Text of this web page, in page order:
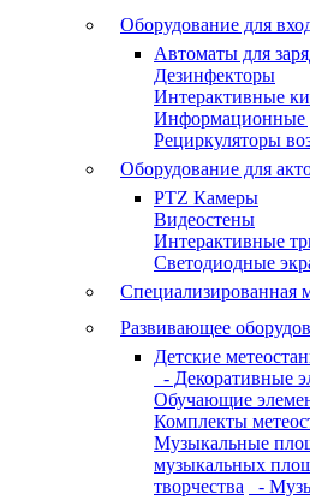
Оборудование для
Автоматы для
Дезинфекторы
Интерактивные
Информационные
Рециркуляторы
Оборудование для
PTZ Камеры
Видеостены
Интерактивные
Светодиодные
Специализированная
Развивающее
Детские
- Декоративные
Обучающие
Комплекты
Музыкальные
музыкальных
творчества
-